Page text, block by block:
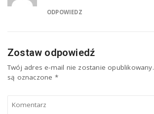
ODPOWIEDZ
Zostaw odpowiedź
Twój adres e-mail nie zostanie opublikowany.
są oznaczone *